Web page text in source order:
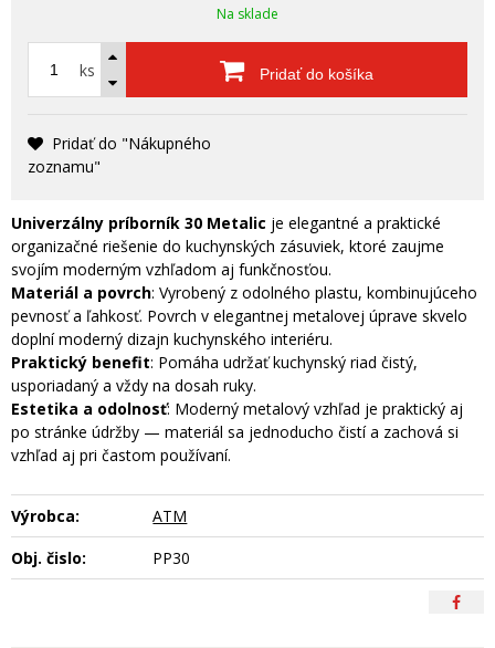
Na sklade
ks Pridať do košíka
Pridať do "Nákupného
zoznamu"
Univerzálny príborník 30 Metalic je elegantné a praktické
organizačné riešenie do kuchynských zásuviek, ktoré zaujme
svojím moderným vzhľadom aj funkčnosťou.
Materiál a povrch: Vyrobený z odolného plastu, kombinujúceho
pevnosť a ľahkosť. Povrch v elegantnej metalovej úprave skvelo
doplní moderný dizajn kuchynského interiéru.
Praktický benefit: Pomáha udržať kuchynský riad čistý,
usporiadaný a vždy na dosah ruky.
Estetika a odolnosť: Moderný metalový vzhľad je praktický aj
po stránke údržby — materiál sa jednoducho čistí a zachová si
vzhľad aj pri častom používaní.
Výrobca:
ATM
Obj. čislo:
PP30